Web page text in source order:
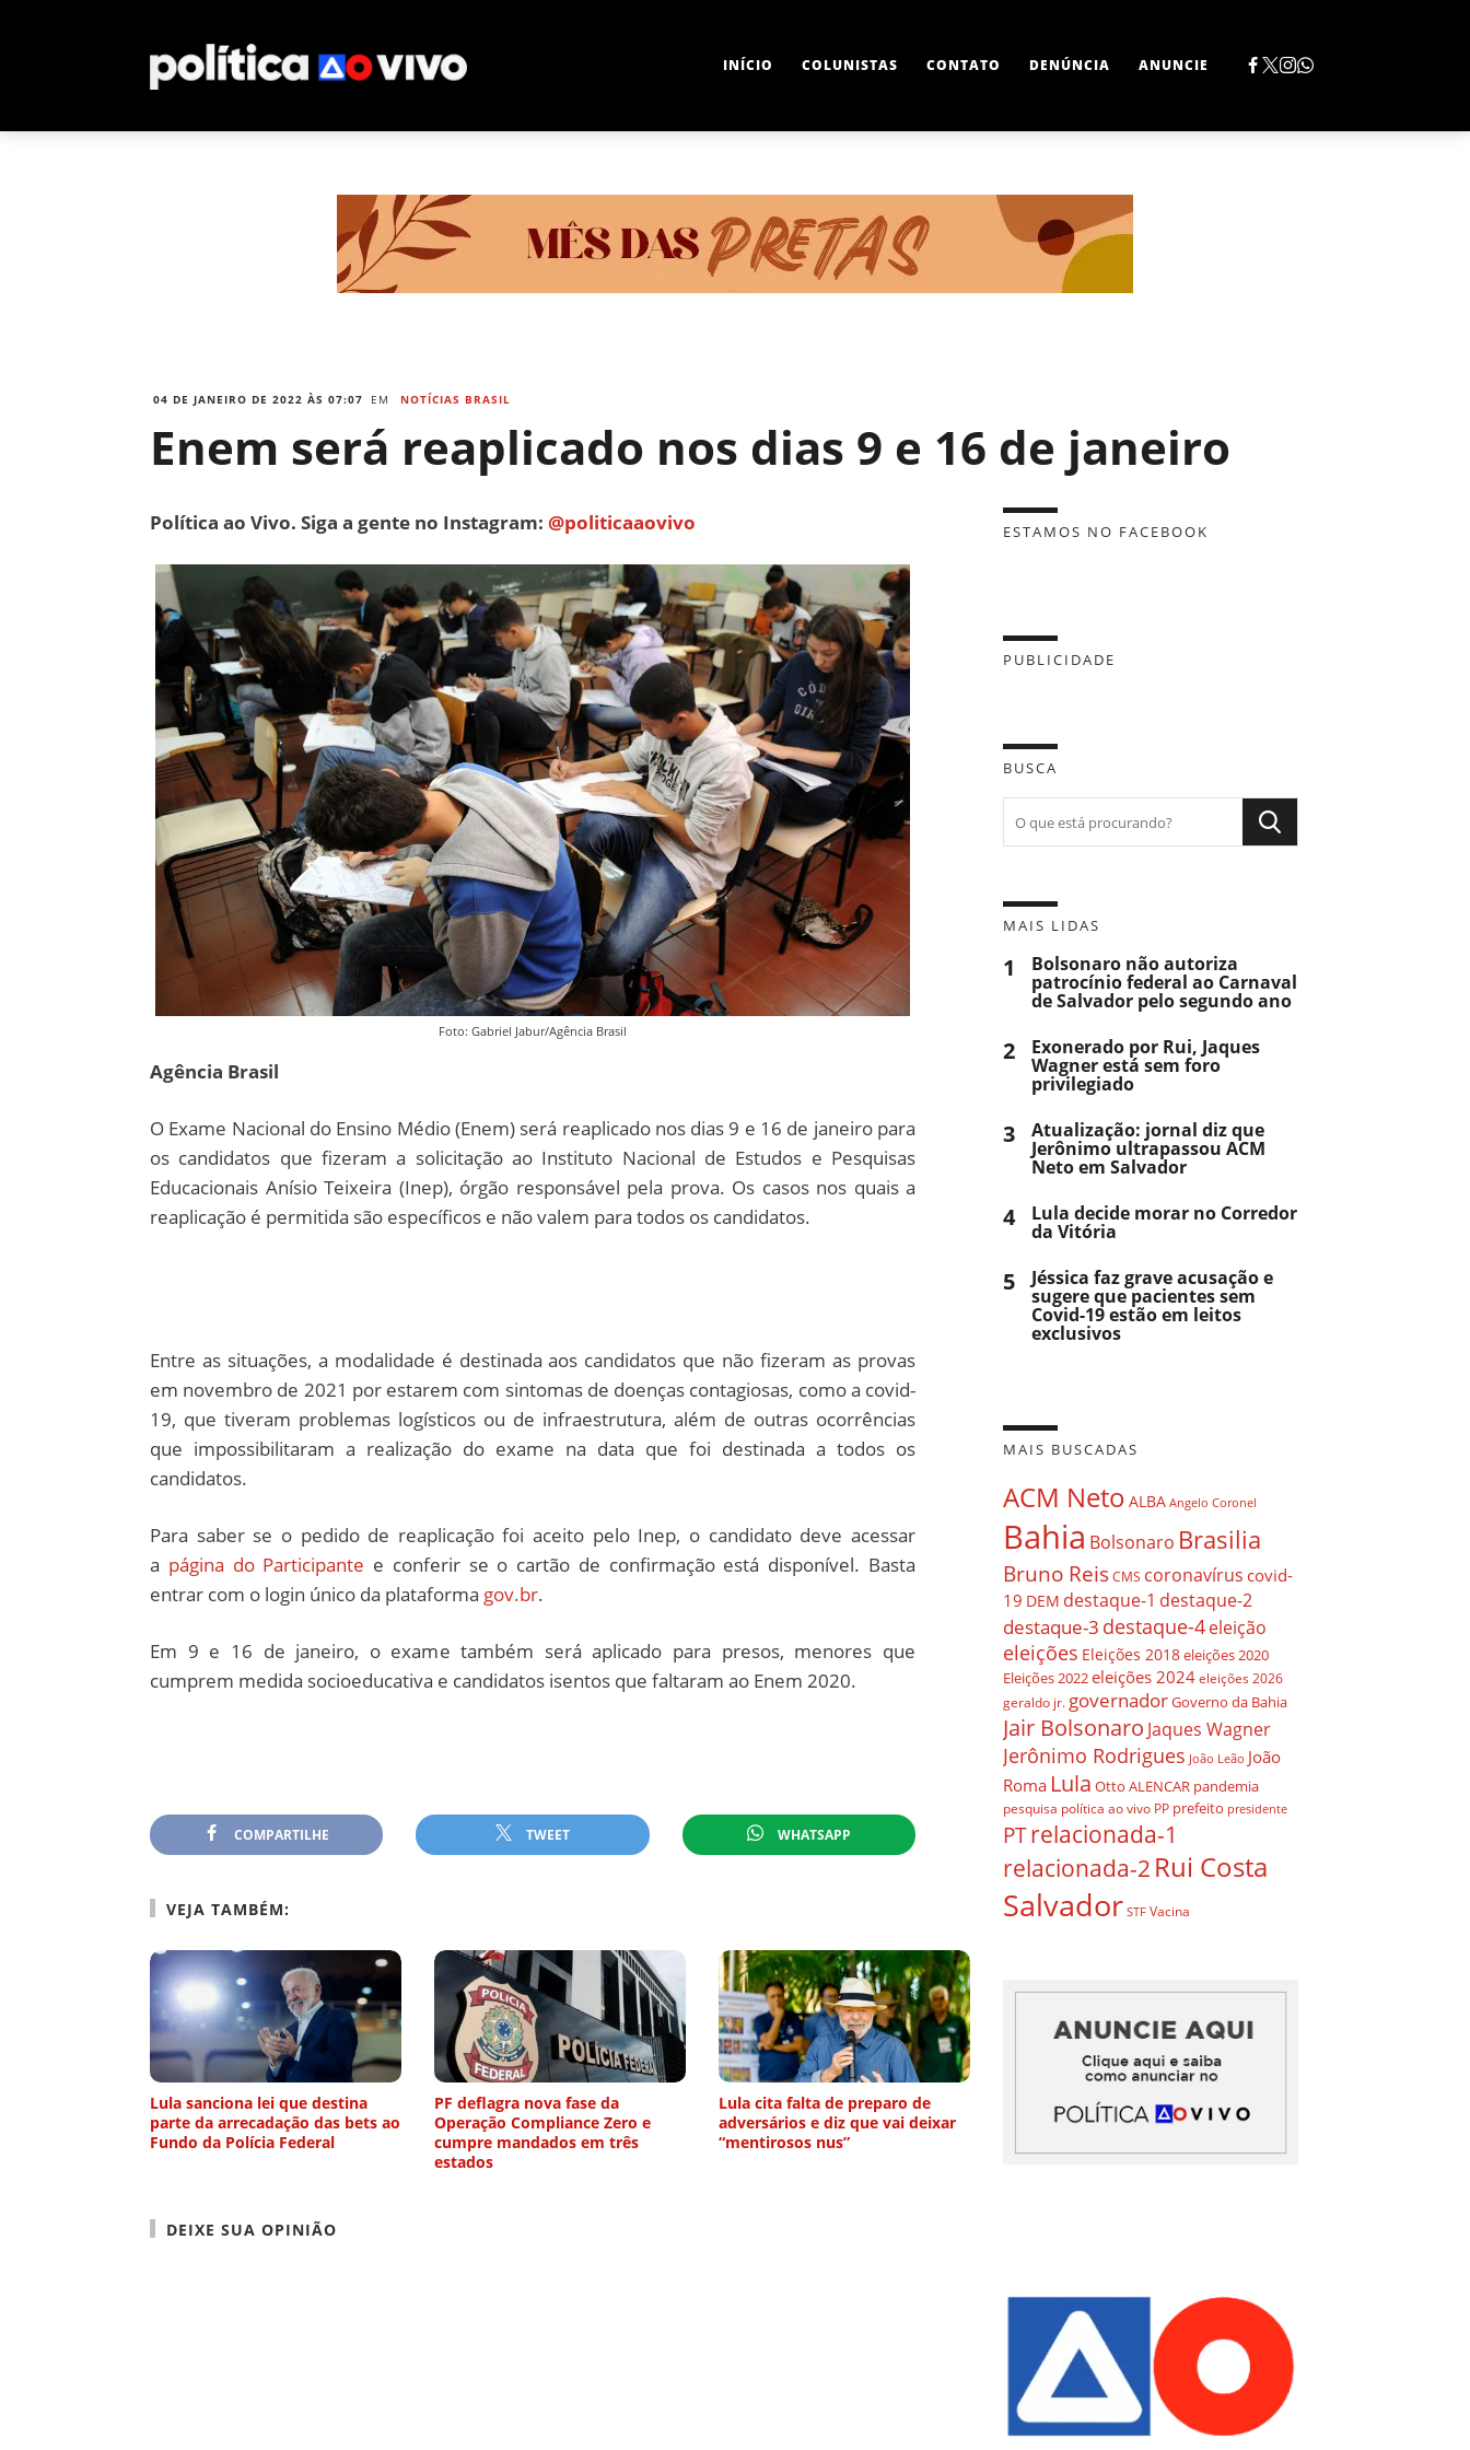
INÍCIO COLUNISTAS CONTATO DENÚNCIA ANUNCIE
04 DE JANEIRO DE 2022 ÀS 07:07 EM NOTÍCIAS BRASIL
Enem será reaplicado nos dias 9 e 16 de janeiro
Política ao Vivo. Siga a gente no Instagram: @politicaaovivo
Foto: Gabriel Jabur/Agência Brasil
Agência Brasil
O Exame Nacional do Ensino Médio (Enem) será reaplicado nos dias 9 e 16 de janeiro para
os candidatos que fizeram a solicitação ao Instituto Nacional de Estudos e Pesquisas
Educacionais Anísio Teixeira (Inep), órgão responsável pela prova. Os casos nos quais a
reaplicação é permitida são específicos e não valem para todos os candidatos.
Entre as situações, a modalidade é destinada aos candidatos que não fizeram as provas
em novembro de 2021 por estarem com sintomas de doenças contagiosas, como a covid-
19, que tiveram problemas logísticos ou de infraestrutura, além de outras ocorrências
que impossibilitaram a realização do exame na data que foi destinada a todos os
candidatos.
Para saber se o pedido de reaplicação foi aceito pelo Inep, o candidato deve acessar
a página do Participante e conferir se o cartão de confirmação está disponível. Basta
entrar com o login único da plataforma gov.br.
Em 9 e 16 de janeiro, o exame também será aplicado para presos, menores que
cumprem medida socioeducativa e candidatos isentos que faltaram ao Enem 2020.
COMPARTILHE TWEET WHATSAPP
VEJA TAMBÉM:
Lula sanciona lei que destina
parte da arrecadação das bets ao
Fundo da Polícia Federal
PF deflagra nova fase da
Operação Compliance Zero e
cumpre mandados em três
estados
Lula cita falta de preparo de
adversários e diz que vai deixar
“mentirosos nus”
DEIXE SUA OPINIÃO
ESTAMOS NO FACEBOOK
PUBLICIDADE
BUSCA
MAIS LIDAS
1 Bolsonaro não autoriza
patrocínio federal ao Carnaval
de Salvador pelo segundo ano
2 Exonerado por Rui, Jaques
Wagner está sem foro
privilegiado
3 Atualização: jornal diz que
Jerônimo ultrapassou ACM
Neto em Salvador
4 Lula decide morar no Corredor
da Vitória
5 Jéssica faz grave acusação e
sugere que pacientes sem
Covid-19 estão em leitos
exclusivos
MAIS BUSCADAS
ACM Neto ALBA Angelo Coronel
Bahia Bolsonaro Brasilia
Bruno ReisCMS coronavírus covid-
19 DEM destaque-1 destaque-2
destaque-3 destaque-4eleição
eleições Eleições 2018eleições 2020
Eleições 2022eleições 2024 eleições 2026
geraldo jr. governadorGoverno da Bahia
Jair Bolsonaro Jaques Wagner
Jerônimo Rodrigues João Leão João
Roma Lula Otto ALENCAR pandemia
pesquisa política ao vivo PP prefeito presidente
PTrelacionada-1
relacionada-2 Rui Costa
Salvador STF Vacina